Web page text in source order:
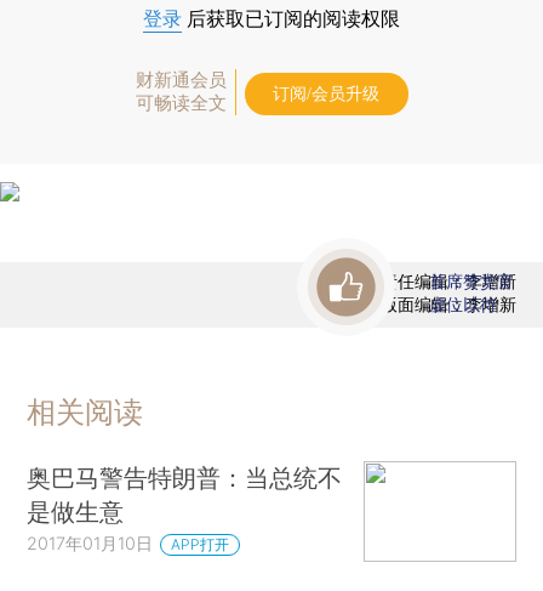
登录 后获取已订阅的阅读权限
财新通会员
可畅读全文
订阅/会员升级
责任编辑：李增新
版面编辑：李增新
首席赞赏官
虚位以待
相关阅读
奥巴马警告特朗普：当总统不
是做生意
2017年01月10日 APP打开